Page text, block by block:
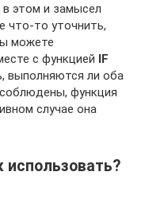
в этом и замысел
что-то уточнить,
можете
с функцией IF
выполняются ли оба
соблюдены, функция
случае она